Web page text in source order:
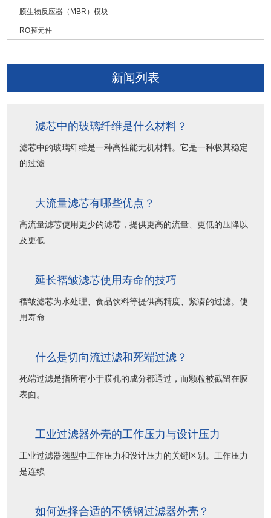
膜生物反应器（MBR）模块
RO膜元件
新闻列表
滤芯中的玻璃纤维是什么材料？
滤芯中的玻璃纤维是一种高性能无机材料。它是一种极其稳定
的过滤...
大流量滤芯有哪些优点？
高流量滤芯使用更少的滤芯，提供更高的流量、更低的压降以
及更低...
延长褶皱滤芯使用寿命的技巧
褶皱滤芯为水处理、食品饮料等提供高精度、紧凑的过滤。使
用寿命...
什么是切向流过滤和死端过滤？
死端过滤是指所有小于膜孔的成分都通过，而颗粒被截留在膜
表面。...
工业过滤器外壳的工作压力与设计压力
工业过滤器选型中工作压力和设计压力的关键区别。工作压力
是连续...
如何选择合适的不锈钢过滤器外壳？